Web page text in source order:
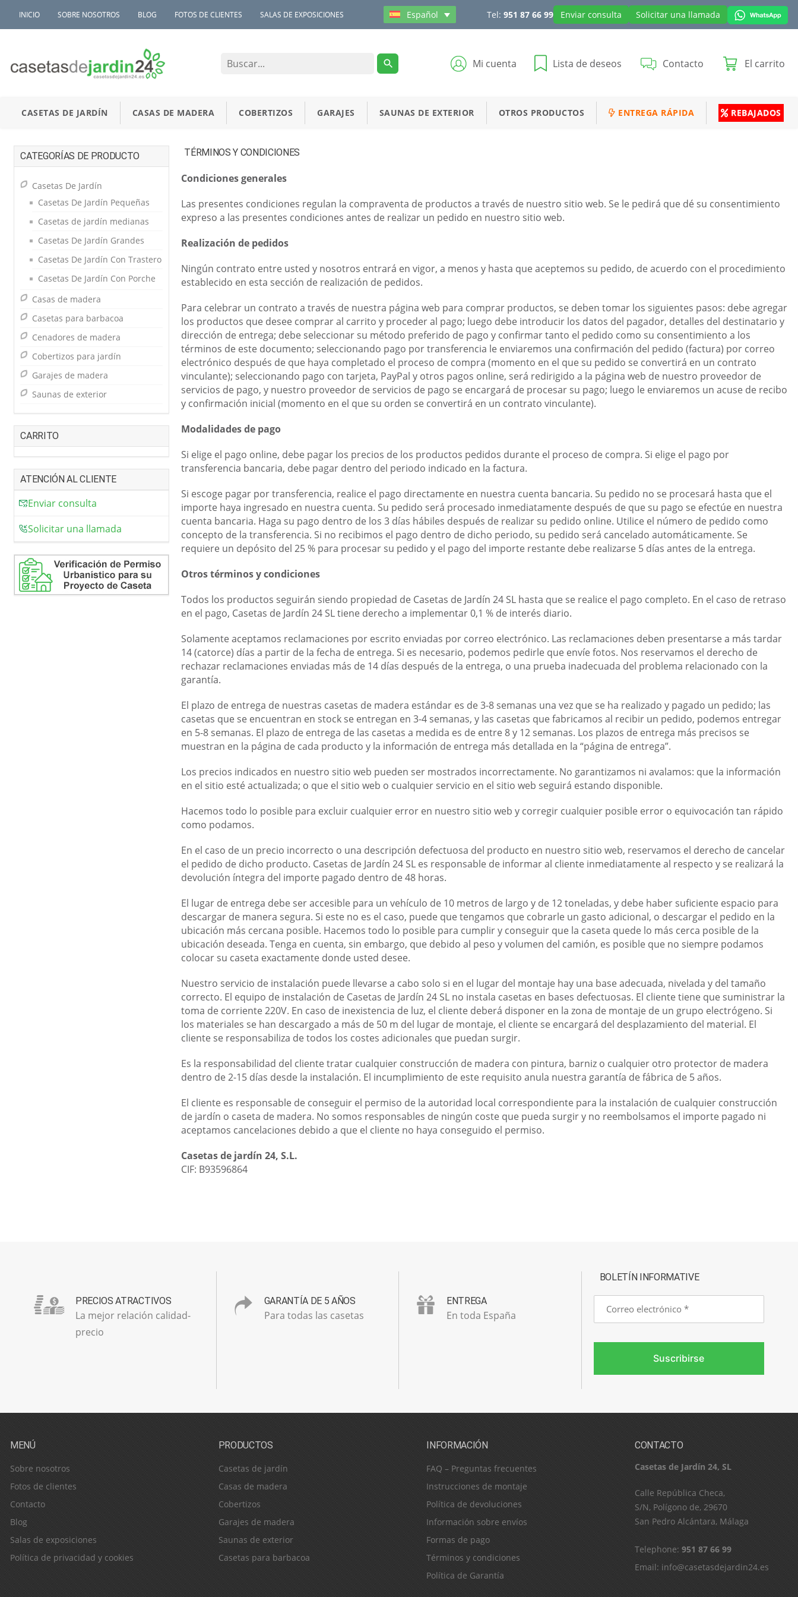
INICIO SOBRE NOSOTROS BLOG FOTOS DE CLIENTES SALAS DE EXPOSICIONES Español Tel: 951 87 66 99 Enviar consulta Solicitar una llamada
Mi cuenta Lista de deseos Contacto El carrito
CASETAS DE JARDÍN CASAS DE MADERA COBERTIZOS GARAJES SAUNAS DE EXTERIOR OTROS PRODUCTOS ENTREGA RÁPIDA REBAJADOS
TÉRMINOS Y CONDICIONES
Condiciones generales
Las presentes condiciones regulan la compraventa de productos a través de nuestro sitio web. Se le pedirá que dé su consentimiento
expreso a las presentes condiciones antes de realizar un pedido en nuestro sitio web.
Realización de pedidos
Ningún contrato entre usted y nosotros entrará en vigor, a menos y hasta que aceptemos su pedido, de acuerdo con el procedimiento
establecido en esta sección de realización de pedidos.
Para celebrar un contrato a través de nuestra página web para comprar productos, se deben tomar los siguientes pasos: debe agregar
los productos que desee comprar al carrito y proceder al pago; luego debe introducir los datos del pagador, detalles del destinatario y
dirección de entrega; debe seleccionar su método preferido de pago y confirmar tanto el pedido como su consentimiento a los
términos de este documento; seleccionando pago por transferencia le enviaremos una confirmación del pedido (factura) por correo
electrónico después de que haya completado el proceso de compra (momento en el que su pedido se convertirá en un contrato
vinculante); seleccionando pago con tarjeta, PayPal y otros pagos online, será redirigido a la página web de nuestro proveedor de
servicios de pago, y nuestro proveedor de servicios de pago se encargará de procesar su pago; luego le enviaremos un acuse de recibo
y confirmación inicial (momento en el que su orden se convertirá en un contrato vinculante).
Modalidades de pago
Si elige el pago online, debe pagar los precios de los productos pedidos durante el proceso de compra. Si elige el pago por
transferencia bancaria, debe pagar dentro del periodo indicado en la factura.
Si escoge pagar por transferencia, realice el pago directamente en nuestra cuenta bancaria. Su pedido no se procesará hasta que el
importe haya ingresado en nuestra cuenta. Su pedido será procesado inmediatamente después de que su pago se efectúe en nuestra
cuenta bancaria. Haga su pago dentro de los 3 días hábiles después de realizar su pedido online. Utilice el número de pedido como
concepto de la transferencia. Si no recibimos el pago dentro de dicho periodo, su pedido será cancelado automáticamente. Se
requiere un depósito del 25 % para procesar su pedido y el pago del importe restante debe realizarse 5 días antes de la entrega.
Otros términos y condiciones
Todos los productos seguirán siendo propiedad de Casetas de Jardín 24 SL hasta que se realice el pago completo. En el caso de retraso
en el pago, Casetas de Jardín 24 SL tiene derecho a implementar 0,1 % de interés diario.
Solamente aceptamos reclamaciones por escrito enviadas por correo electrónico. Las reclamaciones deben presentarse a más tardar
14 (catorce) días a partir de la fecha de entrega. Si es necesario, podemos pedirle que envíe fotos. Nos reservamos el derecho de
rechazar reclamaciones enviadas más de 14 días después de la entrega, o una prueba inadecuada del problema relacionado con la
garantía.
El plazo de entrega de nuestras casetas de madera estándar es de 3-8 semanas una vez que se ha realizado y pagado un pedido; las
casetas que se encuentran en stock se entregan en 3-4 semanas, y las casetas que fabricamos al recibir un pedido, podemos entregar
en 5-8 semanas. El plazo de entrega de las casetas a medida es de entre 8 y 12 semanas. Los plazos de entrega más precisos se
muestran en la página de cada producto y la información de entrega más detallada en la “página de entrega”.
Los precios indicados en nuestro sitio web pueden ser mostrados incorrectamente. No garantizamos ni avalamos: que la información
en el sitio esté actualizada; o que el sitio web o cualquier servicio en el sitio web seguirá estando disponible.
Hacemos todo lo posible para excluir cualquier error en nuestro sitio web y corregir cualquier posible error o equivocación tan rápido
como podamos.
En el caso de un precio incorrecto o una descripción defectuosa del producto en nuestro sitio web, reservamos el derecho de cancelar
el pedido de dicho producto. Casetas de Jardín 24 SL es responsable de informar al cliente inmediatamente al respecto y se realizará la
devolución íntegra del importe pagado dentro de 48 horas.
El lugar de entrega debe ser accesible para un vehículo de 10 metros de largo y de 12 toneladas, y debe haber suficiente espacio para
descargar de manera segura. Si este no es el caso, puede que tengamos que cobrarle un gasto adicional, o descargar el pedido en la
ubicación más cercana posible. Hacemos todo lo posible para cumplir y conseguir que la caseta quede lo más cerca posible de la
ubicación deseada. Tenga en cuenta, sin embargo, que debido al peso y volumen del camión, es posible que no siempre podamos
colocar su caseta exactamente donde usted desee.
Nuestro servicio de instalación puede llevarse a cabo solo si en el lugar del montaje hay una base adecuada, nivelada y del tamaño
correcto. El equipo de instalación de Casetas de Jardín 24 SL no instala casetas en bases defectuosas. El cliente tiene que suministrar la
toma de corriente 220V. En caso de inexistencia de luz, el cliente deberá disponer en la zona de montaje de un grupo electrógeno. Si
los materiales se han descargado a más de 50 m del lugar de montaje, el cliente se encargará del desplazamiento del material. El
cliente se responsabiliza de todos los costes adicionales que puedan surgir.
Es la responsabilidad del cliente tratar cualquier construcción de madera con pintura, barniz o cualquier otro protector de madera
dentro de 2-15 días desde la instalación. El incumplimiento de este requisito anula nuestra garantía de fábrica de 5 años.
El cliente es responsable de conseguir el permiso de la autoridad local correspondiente para la instalación de cualquier construcción
de jardín o caseta de madera. No somos responsables de ningún coste que pueda surgir y no reembolsamos el importe pagado ni
aceptamos cancelaciones debido a que el cliente no haya conseguido el permiso.
Casetas de jardín 24, S.L.
CIF: B93596864
CATEGORÍAS DE PRODUCTO
Casetas De Jardín
Casetas De Jardín Pequeñas
Casetas de jardín medianas
Casetas De Jardín Grandes
Casetas De Jardín Con Trastero
Casetas De Jardín Con Porche
Casas de madera
Casetas para barbacoa
Cenadores de madera
Cobertizos para jardín
Garajes de madera
Saunas de exterior
CARRITO
ATENCIÓN AL CLIENTE
Enviar consulta
Solicitar una llamada
PRECIOS ATRACTIVOS
La mejor relación calidad-
precio
GARANTÍA DE 5 AÑOS
Para todas las casetas
ENTREGA
En toda España
BOLETÍN INFORMATIVE
Correo
electrónico
Suscribirse
MENÚ
Sobre nosotros
Fotos de clientes
Contacto
Blog
Salas de exposiciones
Política de privacidad y cookies
PRODUCTOS
Casetas de jardín
Casas de madera
Cobertizos
Garajes de madera
Saunas de exterior
Casetas para barbacoa
INFORMACIÓN
FAQ – Preguntas frecuentes
Instrucciones de montaje
Política de devoluciones
Información sobre envíos
Formas de pago
Términos y condiciones
Política de Garantía
CONTACTO
Casetas de Jardín 24, SL
C​a​l​l​e​ ​R​e​p​ú​b​l​i​c​a​ ​C​h​e​c​a​,​ ​
S​/​N​,​ ​P​o​l​í​g​o​n​o​ ​d​e​,​ ​2​9​6​7​0​
​S​a​n​ ​P​e​d​r​o​ ​A​l​c​á​n​t​a​r​a​,​ ​M​á​l​a​g​a
Telephone: 951 87 66 99
Email: info@casetasdejardin24.es